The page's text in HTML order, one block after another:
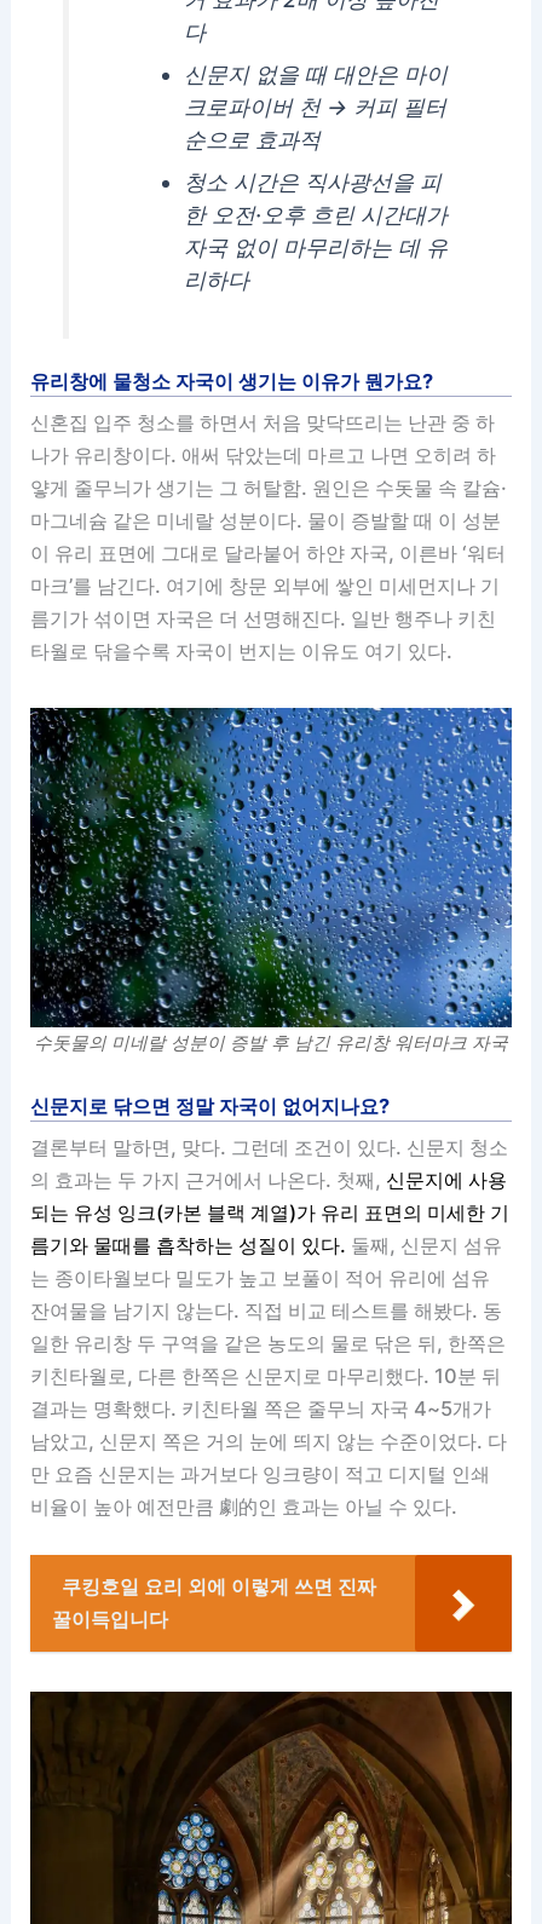
다
신문지 없을 때 대안은 마이
크로파이버 천 → 커피 필터
순으로 효과적
청소 시간은 직사광선을 피
한 오전·오후 흐린 시간대가
자국 없이 마무리하는 데 유
리하다
유리창에 물청소 자국이 생기는 이유가 뭔가요?
신혼집 입주 청소를 하면서 처음 맞닥뜨리는 난관 중 하
나가 유리창이다. 애써 닦았는데 마르고 나면 오히려 하
얗게 줄무늬가 생기는 그 허탈함. 원인은 수돗물 속 칼슘·
마그네슘 같은 미네랄 성분이다. 물이 증발할 때 이 성분
이 유리 표면에 그대로 달라붙어 하얀 자국, 이른바 ‘워터
마크’를 남긴다. 여기에 창문 외부에 쌓인 미세먼지나 기
름기가 섞이면 자국은 더 선명해진다. 일반 행주나 키친
타월로 닦을수록 자국이 번지는 이유도 여기 있다.
수돗물의 미네랄 성분이 증발 후 남긴 유리창 워터마크 자국
신문지로 닦으면 정말 자국이 없어지나요?
결론부터 말하면, 맞다. 그런데 조건이 있다. 신문지 청소
의 효과는 두 가지 근거에서 나온다. 첫째, 신문지에 사용
되는 유성 잉크(카본 블랙 계열)가 유리 표면의 미세한 기
름기와 물때를 흡착하는 성질이 있다. 둘째, 신문지 섬유
는 종이타월보다 밀도가 높고 보풀이 적어 유리에 섬유
잔여물을 남기지 않는다. 직접 비교 테스트를 해봤다. 동
일한 유리창 두 구역을 같은 농도의 물로 닦은 뒤, 한쪽은
키친타월로, 다른 한쪽은 신문지로 마무리했다. 10분 뒤
결과는 명확했다. 키친타월 쪽은 줄무늬 자국 4~5개가
남았고, 신문지 쪽은 거의 눈에 띄지 않는 수준이었다. 다
만 요즘 신문지는 과거보다 잉크량이 적고 디지털 인쇄
비율이 높아 예전만큼 劇的인 효과는 아닐 수 있다.
쿠킹호일 요리 외에 이렇게 쓰면 진짜
꿀이득입니다